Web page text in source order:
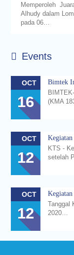
Memperoleh
Alhudy dalam
pada 06…
Events
OCT
16
Bimtek
(KMA
OCT
12
Kegiatan
KTS -
setelah
OCT
12
Kegiatan
Tanggal
2020…